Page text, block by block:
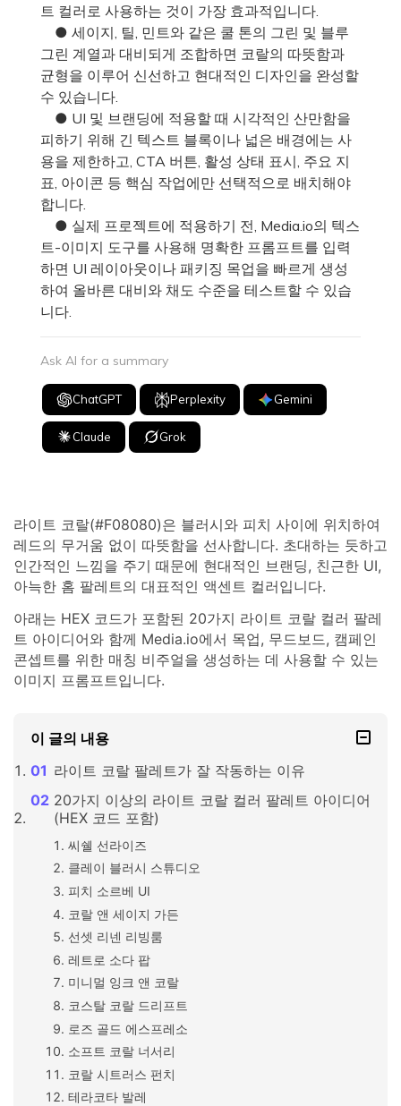
트 컬러로 사용하는 것이 가장 효과적입니다.
● 세이지, 틸, 민트와 같은 쿨 톤의 그린 및 블루
그린 계열과 대비되게 조합하면 코랄의 따뜻함과
균형을 이루어 신선하고 현대적인 디자인을 완성할
수 있습니다.
● UI 및 브랜딩에 적용할 때 시각적인 산만함을
피하기 위해 긴 텍스트 블록이나 넓은 배경에는 사
용을 제한하고, CTA 버튼, 활성 상태 표시, 주요 지
표, 아이콘 등 핵심 작업에만 선택적으로 배치해야
합니다.
● 실제 프로젝트에 적용하기 전, Media.io의 텍스
트-이미지 도구를 사용해 명확한 프롬프트를 입력
하면 UI 레이아웃이나 패키징 목업을 빠르게 생성
하여 올바른 대비와 채도 수준을 테스트할 수 있습
니다.
Ask AI for a summary
ChatGPT Perplexity Gemini
Claude Grok
라이트 코랄(#F08080)은 블러시와 피치 사이에 위치하여
레드의 무거움 없이 따뜻함을 선사합니다. 초대하는 듯하고
인간적인 느낌을 주기 때문에 현대적인 브랜딩, 친근한 UI,
아늑한 홈 팔레트의 대표적인 액센트 컬러입니다.
아래는 HEX 코드가 포함된 20가지 라이트 코랄 컬러 팔레
트 아이디어와 함께 Media.io에서 목업, 무드보드, 캠페인
콘셉트를 위한 매칭 비주얼을 생성하는 데 사용할 수 있는
이미지 프롬프트입니다.
이 글의 내용
라이트 코랄 팔레트가 잘 작동하는 이유
20가지 이상의 라이트 코랄 컬러 팔레트 아이디어
(HEX 코드 포함)
씨쉘 선라이즈
클레이 블러시 스튜디오
피치 소르베 UI
코랄 앤 세이지 가든
선셋 리넨 리빙룸
레트로 소다 팝
미니멀 잉크 앤 코랄
코스탈 코랄 드리프트
로즈 골드 에스프레소
소프트 코랄 너서리
코랄 시트러스 펀치
테라코타 발레